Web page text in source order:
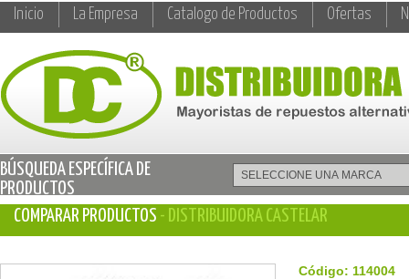
Inicio La Empresa Catalogo de Productos Ofertas
BÚSQUEDA ESPECÍFICA DE
PRODUCTOS
COMPARAR PRODUCTOS - DISTRIBUIDORA CASTELAR
Código: 114004